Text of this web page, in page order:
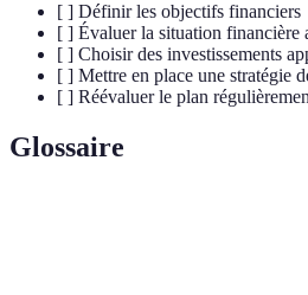
[ ] Définir les objectifs financiers
[ ] Évaluer la situation financière
[ ] Choisir des investissements
[ ] Mettre en place une stratégie
[ ] Réévaluer le plan
Glossaire